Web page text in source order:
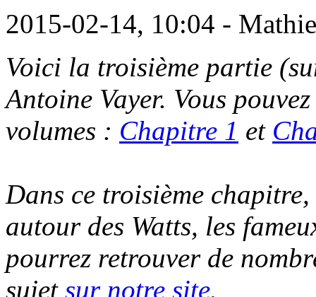
2015-02-14, 10:04 -
Voici la troisième partie
Antoine Vayer. Vous
volumes : Chapitre 1 et
Dans ce troisième
autour des Watts, les
pourrez retrouver de
sujet sur notre site.